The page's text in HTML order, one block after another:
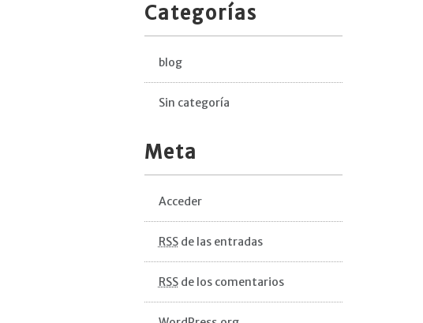
Categorías
blog
Sin categoría
Meta
Acceder
RSSde las entradas
RSSde los comentarios